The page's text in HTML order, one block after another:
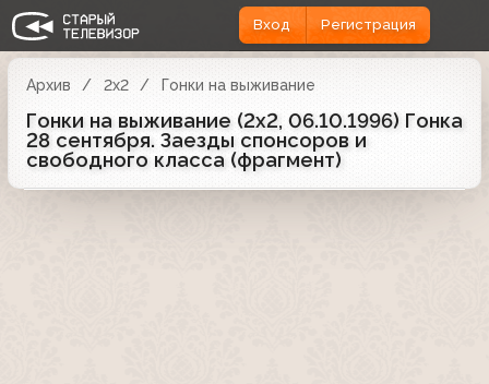
Вход Регистрация
Архив 2x2 Гонки на выживание
Гонки на выживание (2x2, 06.10.1996) Гонка
28 сентября. Заезды спонсоров и
свободного класса (фрагмент)